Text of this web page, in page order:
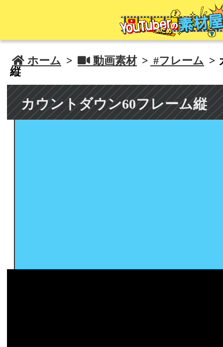
 ホーム >  動画素材 > #フレーム >
縦
カウントダウン60フレーム縦